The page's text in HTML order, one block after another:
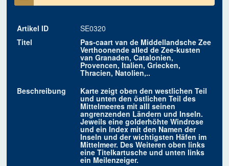
Artikel ID
SE0320
Titel
Pas-caart van de Middellandsche Zee
Verthoonende alled de Zee-kusten
van Granaden, Catalonien,
Provencen, Italien, Griecken,
Thracien, Natolien,..
Beschreibung
Karte zeigt oben den westlichen Teil
und unten den östlichen Teil des
Mittelmeeres mit alll seinen
angrenzenden Ländern und Inseln.
Jeweils eine golderhöhte Windrose
und ein Index mit den Namen der
Inseln und der wichtigsten Häfen im
Mittelmeer. Des Weiteren oben links
eine Titelkartusche und unten links
ein Meilenzeiger.